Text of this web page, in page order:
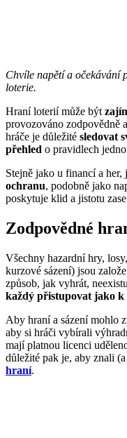
Chvíle napětí a očekávání
loterie.
Hraní loterií může být
provozováno zodpovědně
hráče je důležité sledovat
přehled o pravidlech
Stejně jako u financí a
ochranu, podobně jako
poskytuje klid a jistotu zase
Zodpovědné
Všechny hazardní hry,
kurzové sázení) jsou
způsob, jak vyhrát,
každý přistupovat jako k
Aby hraní a sázení mohlo
aby si hráči vybírali
mají platnou licenci
důležité pak je, aby znali
hraní.